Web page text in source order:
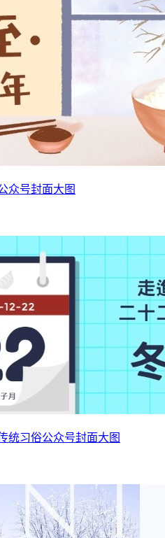
众号封面大图
统习俗公众号封面大图